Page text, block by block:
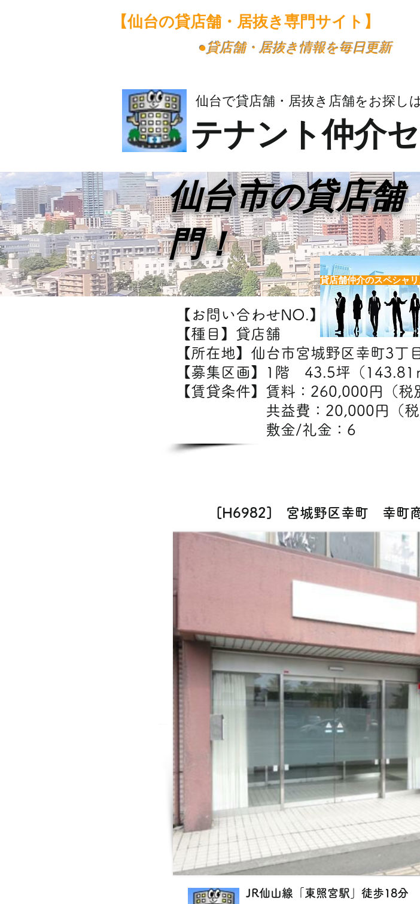
【仙台の貸店舗・居抜き専門サイト】
​●貸店舗・居抜き情報を毎日更新
仙台で貸店舗・居抜き店舗をお探し
テナント仲介
【お問い合わせNO.】H6982
【種目】貸店舗
【所在地】仙台市宮城野区幸町3丁
【募集区画】1階 43.5坪（143.81
【賃貸条件】賃料：
共益費：20,000
敷金/礼金：6
[H6982] 宮城野区幸町 幸町
JR仙山線「東照宮駅」徒歩18分
仙台市の貸店舗
門！
貸店舗仲介のスペシャリ